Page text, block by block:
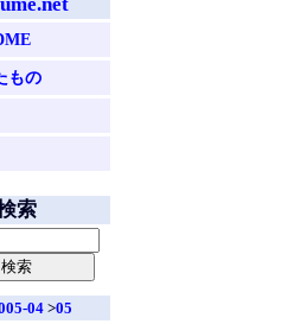
もの
索
04>05